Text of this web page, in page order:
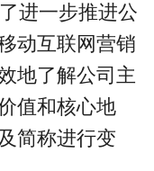
进一步推进公
动互联网营销
地了解公司主
值和核心地
简称进行变